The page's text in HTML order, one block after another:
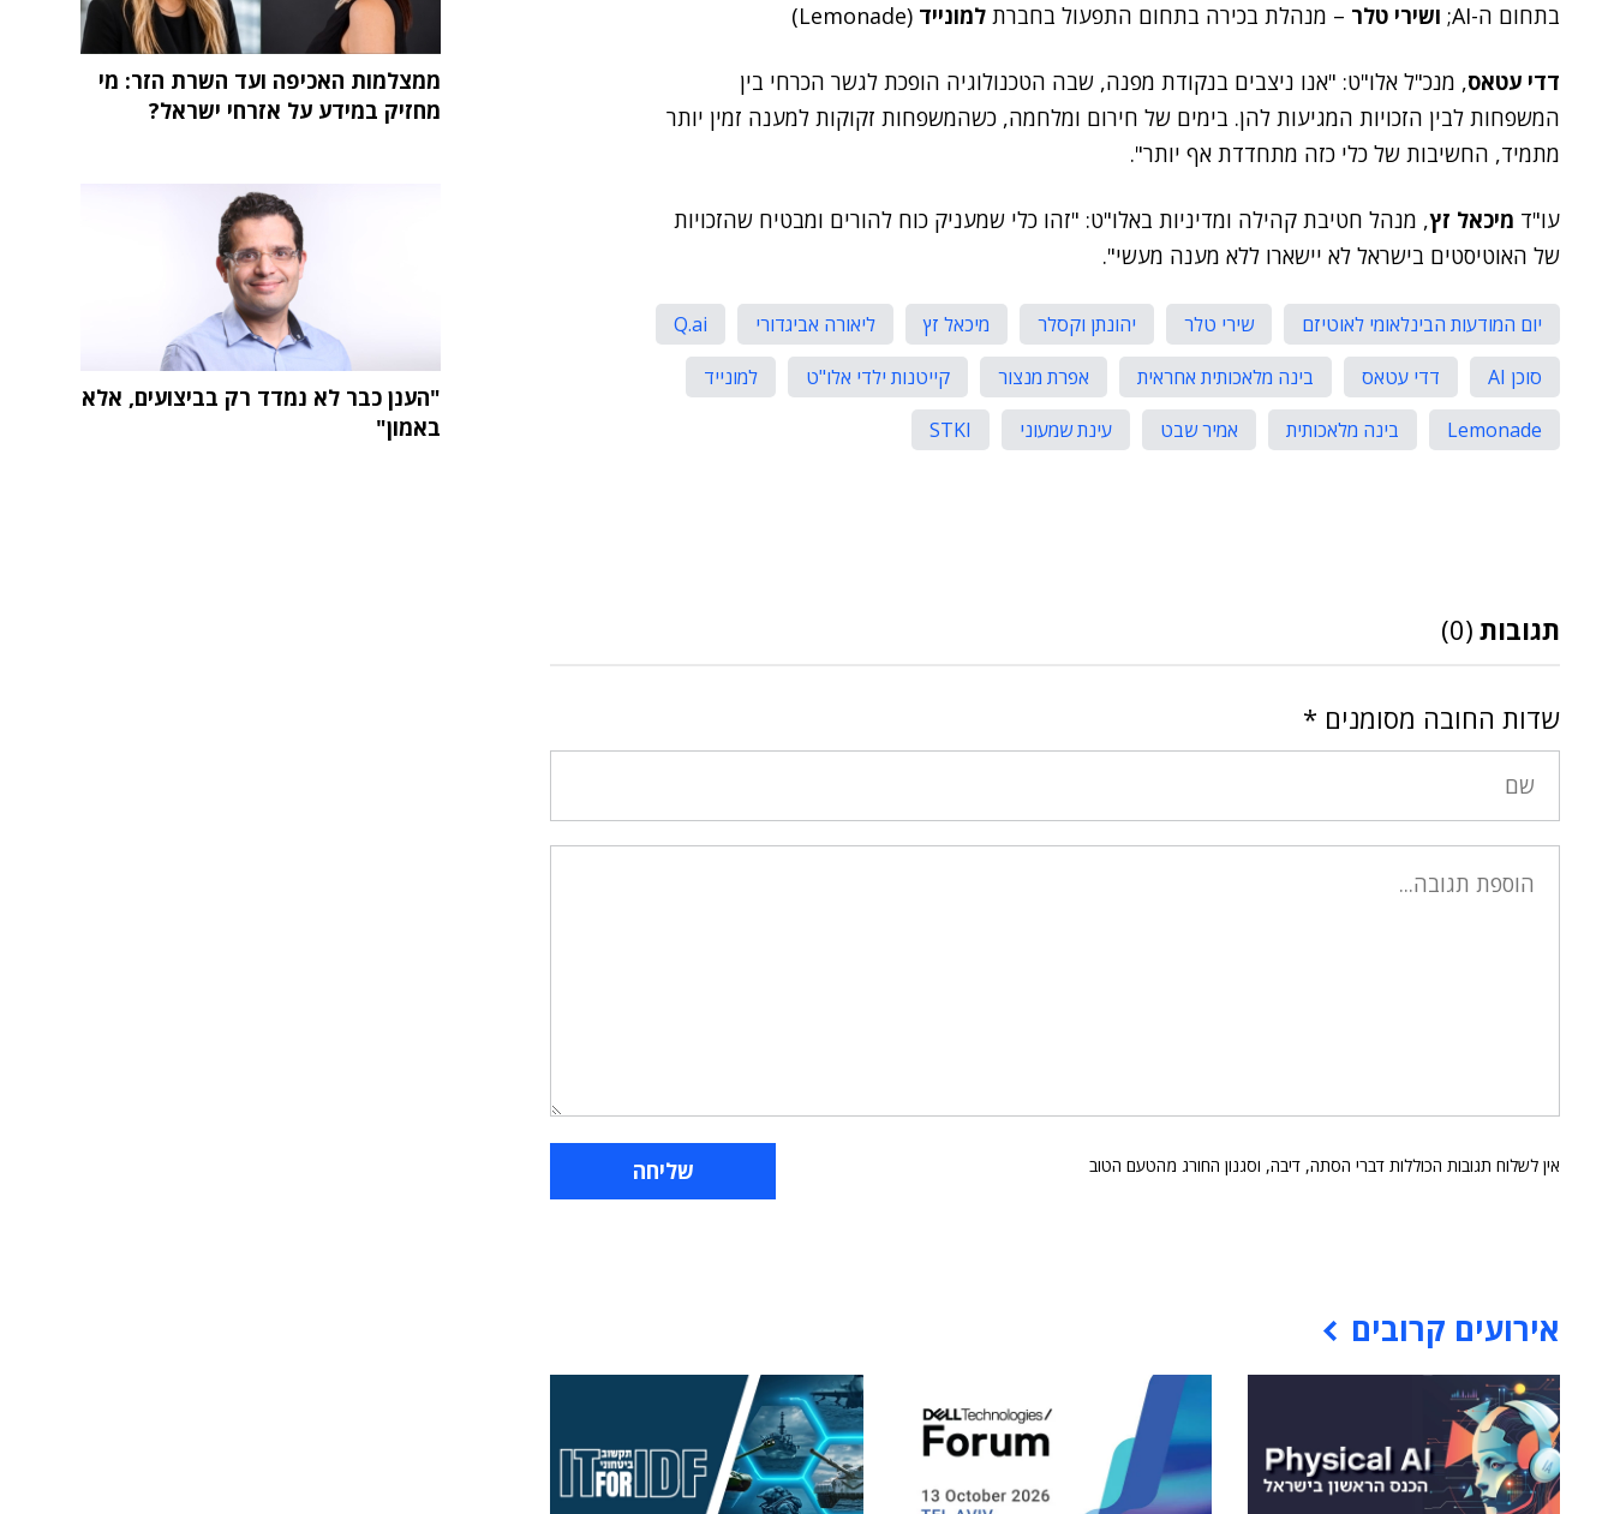
בתחום ה-AI;
ושירי טלר – מנהלת בכירה בתחום התפעול בחברת למונייד (Lemonade)
דדי עטאס, מנכ"ל אלו"ט: "אנו ניצבים בנקודת מפנה, שבה הטכנולוגיה הופכת לגשר הכרחי בין
המשפחות לבין הזכויות המגיעות להן. בימים של חירום ומלחמה, כשהמשפחות זקוקות למענה זמין יותר
מתמיד, החשיבות של כלי כזה מתחדדת אף יותר".
עו"ד מיכאל זץ, מנהל חטיבת קהילה ומדיניות באלו"ט: "זהו כלי שמעניק כוח להורים ומבטיח שהזכויות
של האוטיסטים בישראל לא יישארו ללא מענה מעשי".
יום המודעות הבינלאומי לאוטיזם שירי טלר יהונתן וקסלר מיכאל זץ ליאורה אביגדורי
Q.ai
סוכן AI
דדי עטאס בינה מלאכותית אחראית אפרת מנצור קייטנות ילדי אלו"ט
למונייד
Lemonade
בינה מלאכותית אמיר שבט עינת שמעוני STKI
תגובות (0)
שדות החובה מסומנים *
אין לשלוח תגובות הכוללות דברי הסתה, דיבה, וסגנון החורג מהטעם הטוב
אירועים קרובים
ממצלמות האכיפה ועד השרת הזר: מי
מחזיק במידע על אזרחי ישראל?
"הענן כבר לא נמדד רק בביצועים, אלא
באמון"